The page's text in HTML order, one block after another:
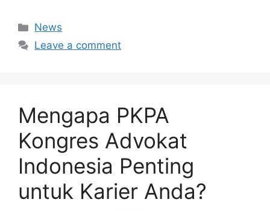
Categories
News
Leave a comment
Mengapa PKPA
Kongres Advokat
Indonesia Penting
untuk Karier Anda?